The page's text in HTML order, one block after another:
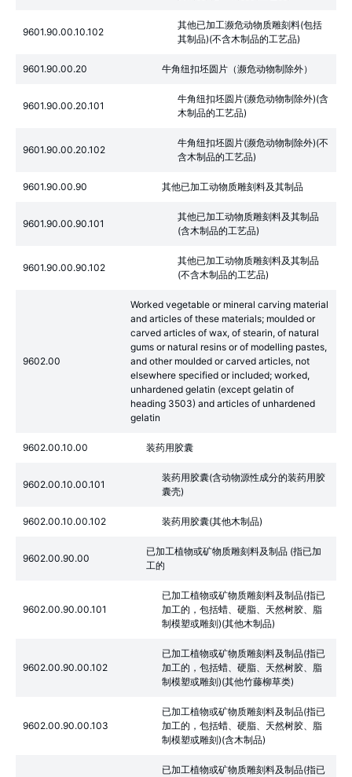
9601.90.00.10.102
其他已加工濒危动物质雕刻料(包括
其制品)(不含木制品的工艺品)
9601.90.00.20 牛角纽扣坯圆片（濒危动物制除外）
9601.90.00.20.101
牛角纽扣坯圆片(濒危动物制除外)(含
木制品的工艺品)
9601.90.00.20.102
牛角纽扣坯圆片(濒危动物制除外)(不
含木制品的工艺品)
9601.90.00.90 其他已加工动物质雕刻料及其制品
9601.90.00.90.101
其他已加工动物质雕刻料及其制品
(含木制品的工艺品)
9601.90.00.90.102
其他已加工动物质雕刻料及其制品
(不含木制品的工艺品)
9602.00
Worked vegetable or mineral carving material
and articles of these materials; moulded or
carved articles of wax, of stearin, of natural
gums or natural resins or of modelling pastes,
and other moulded or carved articles, not
elsewhere specified or included; worked,
unhardened gelatin (except gelatin of
heading 3503) and articles of unhardened
gelatin
9602.00.10.00 装药用胶囊
9602.00.10.00.101
装药用胶囊(含动物源性成分的装药用胶
囊壳)
9602.00.10.00.102 装药用胶囊(其他木制品)
9602.00.90.00
已加工植物或矿物质雕刻料及制品 (指已加
工的
9602.00.90.00.101
已加工植物或矿物质雕刻料及制品(指已
加工的，包括蜡、硬脂、天然树胶、脂
制模塑或雕刻)(其他木制品)
9602.00.90.00.102
已加工植物或矿物质雕刻料及制品(指已
加工的，包括蜡、硬脂、天然树胶、脂
制模塑或雕刻)(其他竹藤柳草类)
9602.00.90.00.103
已加工植物或矿物质雕刻料及制品(指已
加工的，包括蜡、硬脂、天然树胶、脂
制模塑或雕刻)(含木制品)
已加工植物或矿物质雕刻料及制品(指已